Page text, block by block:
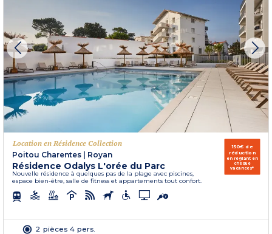
Location en Résidence Collection
Poitou Charentes | Royan
Résidence Odalys L'orée du Parc
Nouvelle résidence à quelques pas de la plage avec piscines,
espace bien-être, salle de fitness et appartements tout confort.
150€ de
réduction
en réglant en
chèque
vacances*
2 pièces 4 pers.